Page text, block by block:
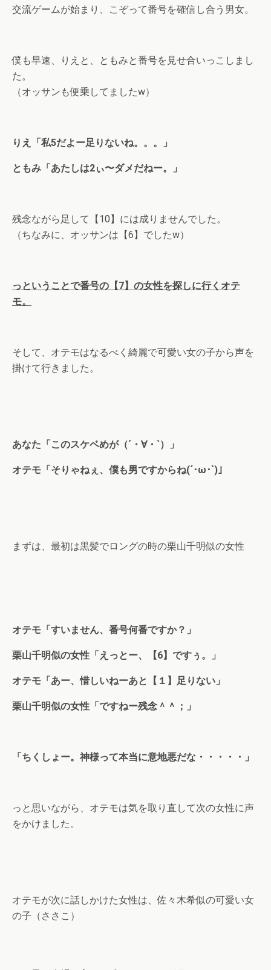
交流ゲームが始まり、こぞって番号を確信し合う男女。
僕も早速、りえと、ともみと番号を見せ合いっこしまし
た。
（オッサンも便乗してましたw）
りえ「私5だよー足りないね。。。」
ともみ「あたしは2ぃ〜ダメだねー。」
残念ながら足して【10】には成りませんでした。
（ちなみに、オッサンは【6】でしたw）
っということで番号の【7】の女性を探しに行くオテ
モ。
そして、オテモはなるべく綺麗で可愛い女の子から声を
掛けて行きました。
あなた「このスケベめが（´・∀・`）」
オテモ「そりゃねぇ、僕も男ですからね(´･ω･`)」
まずは、最初は黒髪でロングの時の栗山千明似の女性
オテモ「すいません、番号何番ですか？」
栗山千明似の女性「えっとー、【6】ですぅ。」
オテモ「あー、惜しいねーあと【１】足りない」
栗山千明似の女性「ですねー残念＾＾；」
「ちくしょー。神様って本当に意地悪だな・・・・・」
っと思いながら、オテモは気を取り直して次の女性に声
をかけました。
オテモが次に話しかけた女性は、佐々木希似の可愛い女
の子（ささこ）